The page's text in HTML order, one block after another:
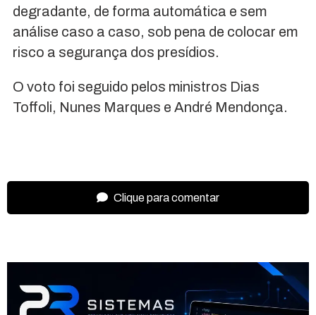
degradante, de forma automática e sem
análise caso a caso, sob pena de colocar em
risco a segurança dos presídios.
O voto foi seguido pelos ministros Dias
Toffoli, Nunes Marques e André Mendonça.
Clique para comentar